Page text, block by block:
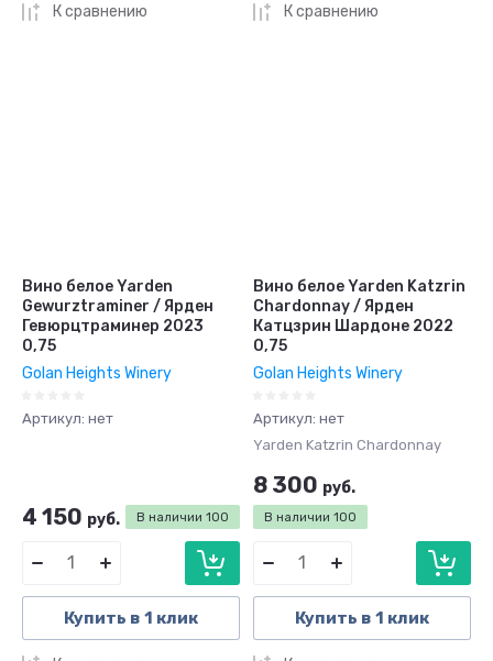
К сравнению К сравнению
Вино белое Yarden
Gewurztraminer / Ярден
Гевюрцтраминер 2023
0,75
Golan Heights Winery
Артикул: нет
В наличии 100
4 150 руб.
Купить в 1 клик
Вино белое Yarden Katzrin
Chardonnay / Ярден
Катцзрин Шардоне 2022
0,75
Golan Heights Winery
Артикул: нет
Yarden Katzrin Chardonnay
В наличии 100
8 300 руб.
Купить в 1 клик